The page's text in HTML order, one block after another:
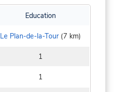
Education
Le Plan-de-la-Tour(7 km)
1
1